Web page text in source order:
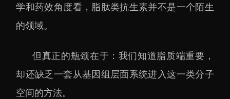
学和药效角度看，脂肽类抗生素并不是一个陌生
的领域。
但真正的瓶颈在于：我们知道脂质端重要，
却还缺乏一套从基因组层面系统进入这一类分子
空间的方法。